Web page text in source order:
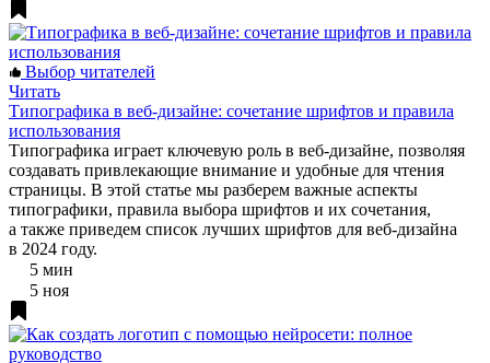
Выбор читателей
Читать
Типографика в веб-дизайне: сочетание шрифтов и правила
использования
Типографика играет ключевую роль в веб-дизайне, позволяя
создавать привлекающие внимание и удобные для чтения
страницы. В этой статье мы разберем важные аспекты
типографики, правила выбора шрифтов и их сочетания,
а также приведем список лучших шрифтов для веб-дизайна
в 2024 году.
5 мин
5 ноя